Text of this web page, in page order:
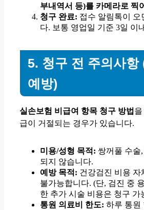
부내역서 등)를 카메라로 찍
청구 완료: 접수 알림톡이 오
다. 보통 영업일 기준 3일 이
5. 청구 전 주의사항
예방)
실손보험 비급여 항목 청구 방법 을
급이 거절되는 경우가 있습니다.
미용/성형 목적: 쌍꺼풀 수술
되지 않습니다.
예방 목적: 건강검진 비용 자
불가능합니다. (단, 검진 중
한 추가 시술 비용은 청구 가
통원 의료비 한도: 하루 통원